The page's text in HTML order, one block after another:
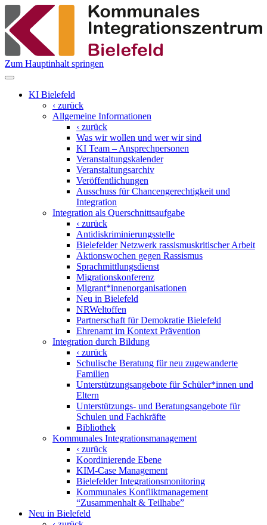
Zum Hauptinhalt springen
KI Bielefeld
‹ zurück
Allgemeine Informationen
‹ zurück
Was wir wollen und wer wir sind
KI Team – Ansprechpersonen
Veranstaltungskalender
Veranstaltungsarchiv
Veröffentlichungen
Ausschuss für Chancengerechtigkeit und
Integration
Integration als Querschnittsaufgabe
‹ zurück
Antidiskriminierungsstelle
Bielefelder Netzwerk rassismuskritischer Arbeit
Aktionswochen gegen Rassismus
Sprachmittlungsdienst
Migrationskonferenz
Migrant*innenorganisationen
Neu in Bielefeld
NRWeltoffen
Partnerschaft für Demokratie Bielefeld
Ehrenamt im Kontext Prävention
Integration durch Bildung
‹ zurück
Schulische Beratung für neu zugewanderte
Familien
Unterstützungsangebote für Schüler*innen und
Eltern
Unterstützungs- und Beratungs­angebote für
Schulen und Fachkräfte
Bibliothek
Kommunales Integrationsmanagement
‹ zurück
Koordinierende Ebene
KIM-Case Management
Bielefelder Integrationsmonitoring
Kommunales Konfliktmanagement
“Zusammenhalt & Teilhabe”
Neu in Bielefeld